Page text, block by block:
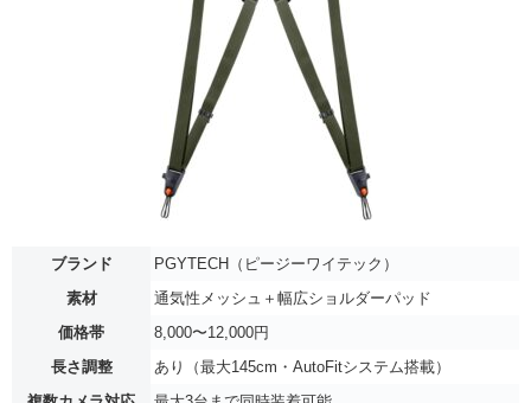
ブランド
PGYTECH（ピージーワイテック）
素材
通気性メッシュ＋幅広ショルダーパッド
価格帯
8,000〜12,000円
長さ調整
あり（最大145cm・AutoFitシステム搭載）